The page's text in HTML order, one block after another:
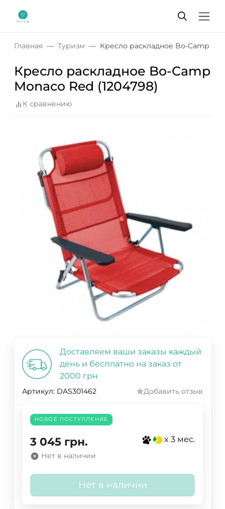
Главная Туризм Кресло раскладное Bo-Camp
Кресло раскладное Bo-Camp
Monaco Red (1204798)
К сравнению
Доставляем ваши заказы каждый
день и бесплатно на заказ от
2000 грн
Артикул: DAS301462 Добавить отзыв
НОВОЕ ПОСТУПЛЕНИЕ
3 045 грн. x 3 мес.
Нет в наличии
Нет в наличии